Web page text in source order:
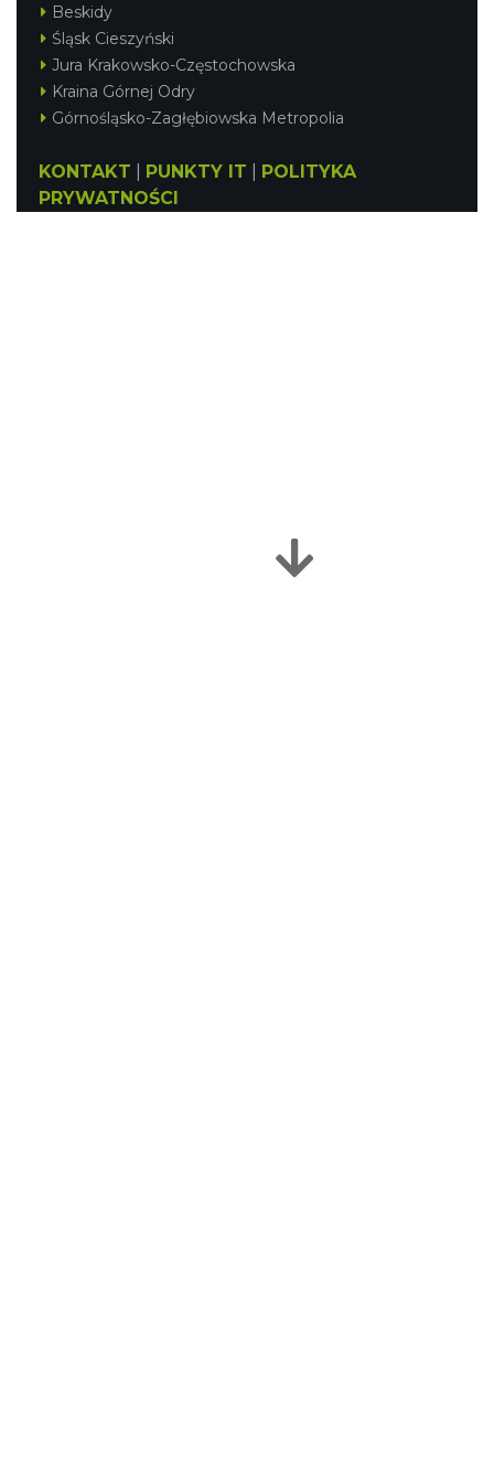
Beskidy
Śląsk Cieszyński
Jura Krakowsko-Częstochowska
Kraina Górnej Odry
Górnośląsko-Zagłębiowska Metropolia
KONTAKT PUNKTY IT
POLITYKA
PRYWATNOŚCI